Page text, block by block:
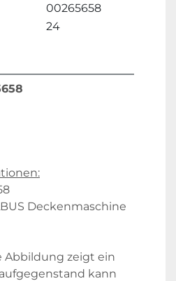
00265658
24
Deckenmaschine
Abbildung zeigt ein
kann